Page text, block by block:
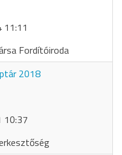
11:11
Fordítóiroda
2018
10:37